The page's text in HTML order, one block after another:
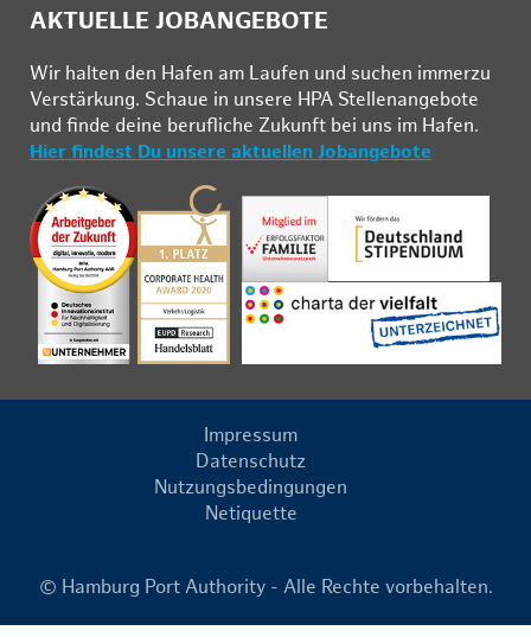
AKTUELLE JOBANGEBOTE
Wir hal­ten den Ha­fen am Lau­fen und su­chen im­mer­zu
Ver­stär­kung. Schau­e in un­se­re HPA Stel­len­an­ge­bo­te
und fin­de deine be­ruf­li­che Zu­kunft bei uns im Ha­fen.
Hier findest Du unsere aktuellen Jobangebote
Impressum
Datenschutz
Nutzungsbedingungen
Netiquette
© Hamburg Port Authority - Alle Rechte vorbehalten.